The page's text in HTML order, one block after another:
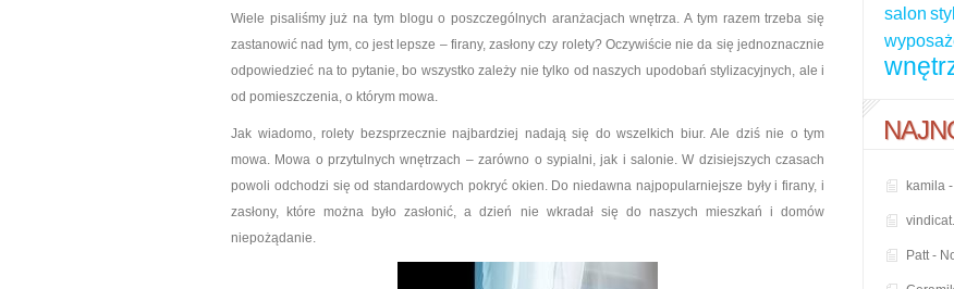
Wiele pisaliśmy już na tym blogu o poszczególnych aranżacjach wnętrza. A tym razem trzeba się
zastanowić nad tym, co jest lepsze – firany, zasłony czy rolety? Oczywiście nie da się jednoznacznie
odpowiedzieć na to pytanie, bo wszystko zależy nie tylko od naszych upodobań stylizacyjnych, ale i
od pomieszczenia, o którym mowa.
Jak wiadomo, rolety bezsprzecznie najbardziej nadają się do wszelkich biur. Ale dziś nie o tym
mowa. Mowa o przytulnych wnętrzach – zarówno o sypialni, jak i salonie. W dzisiejszych czasach
powoli odchodzi się od standardowych pokryć okien. Do niedawna najpopularniejsze były i firany, i
zasłony, które można było zasłonić, a dzień nie wkradał się do naszych mieszkań i domów
niepożądanie.
salon
kamila -
Patt-